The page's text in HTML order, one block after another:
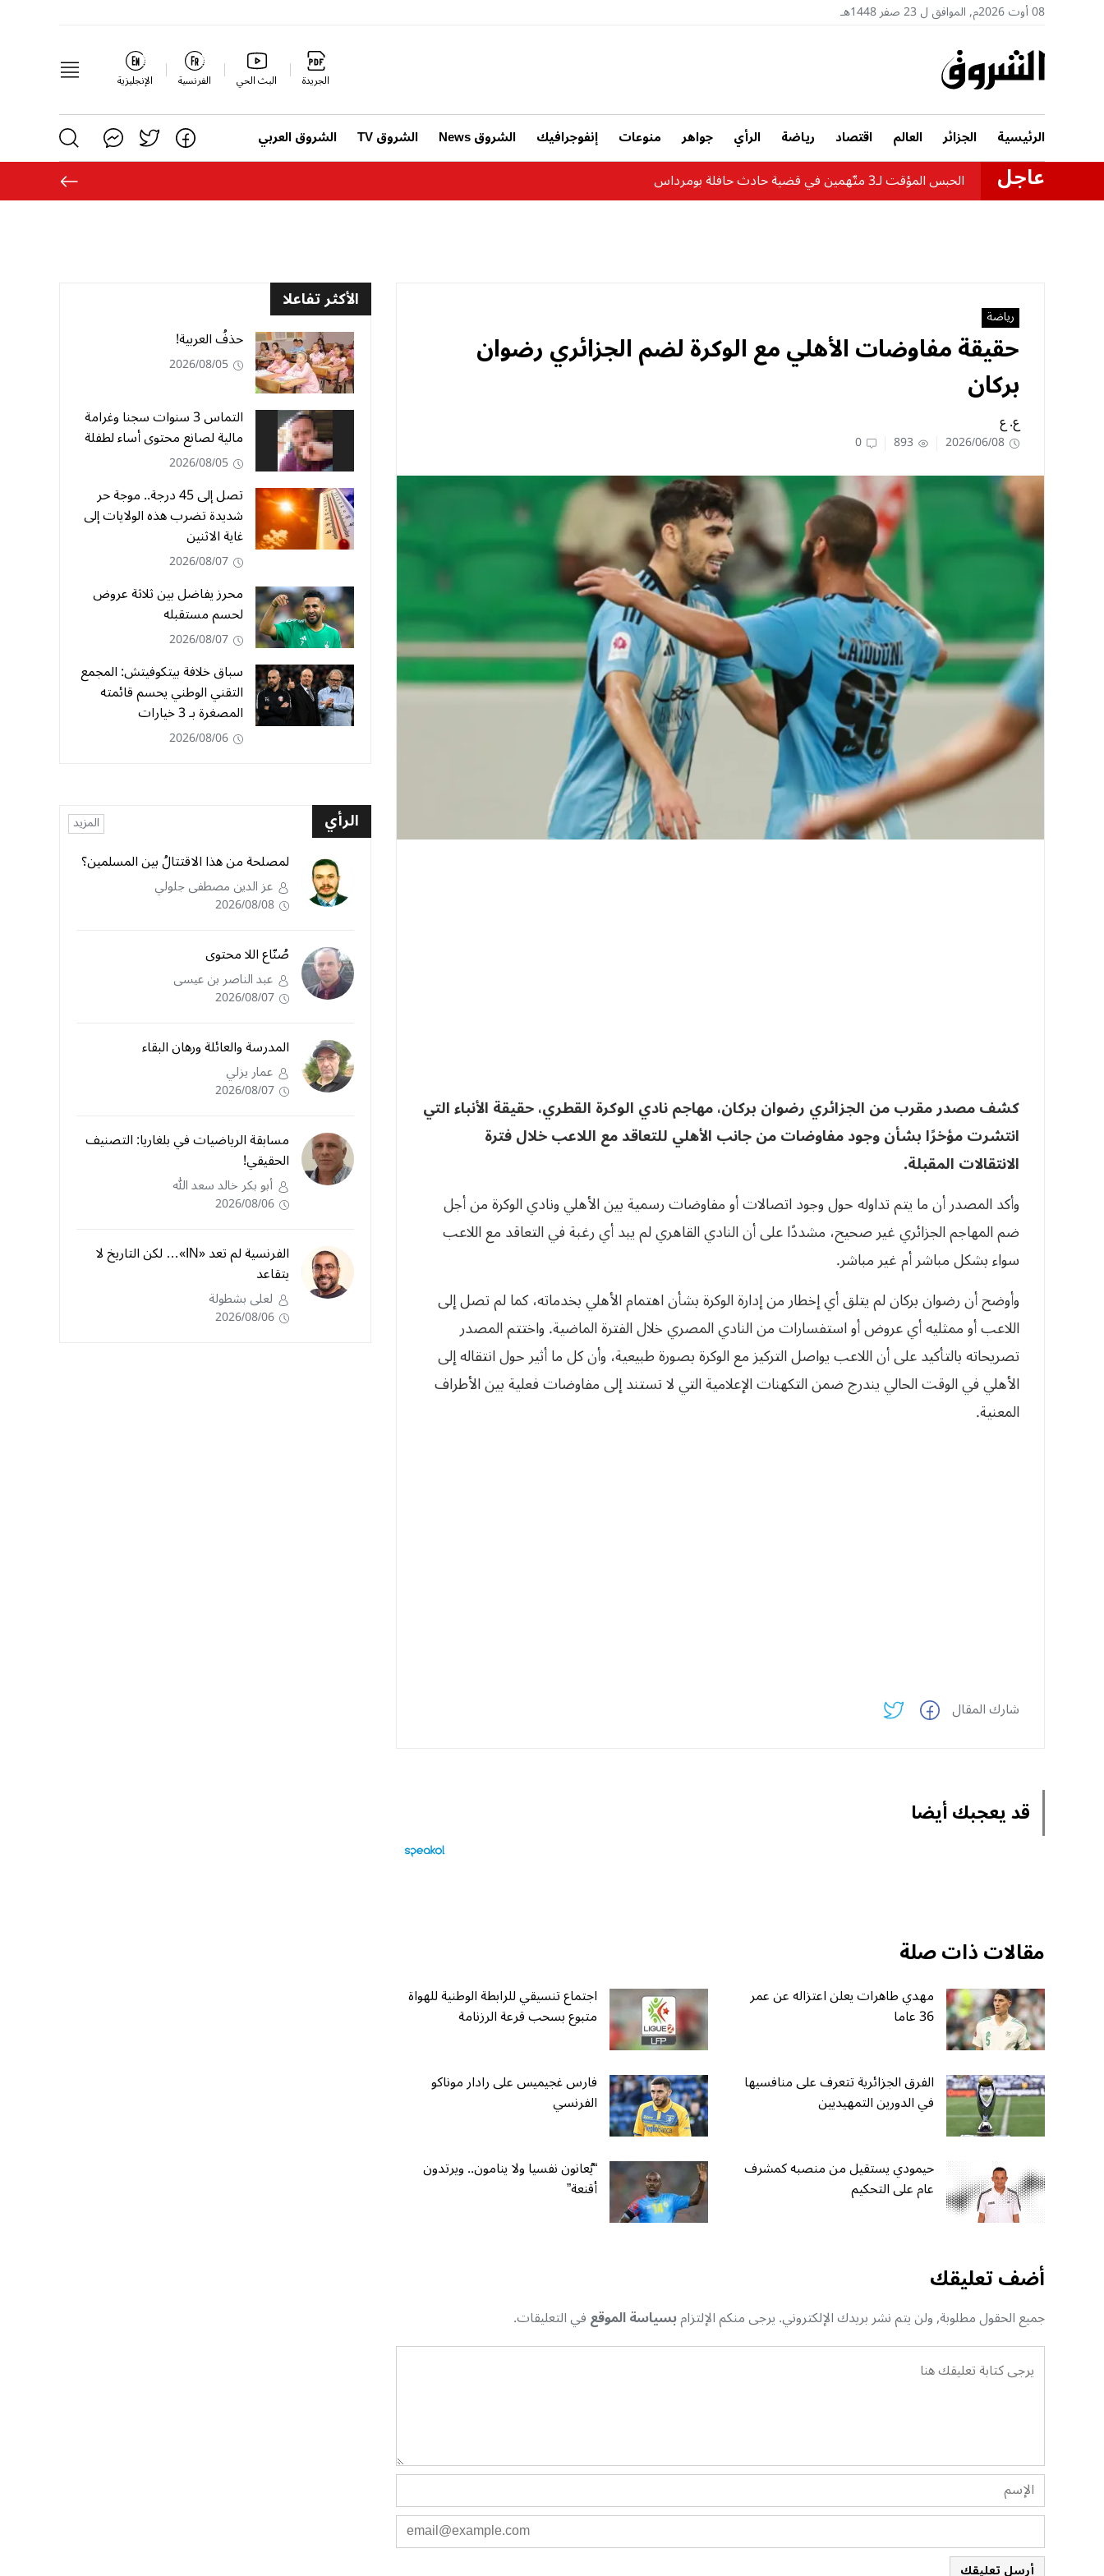
08 أوت 2026م, الموافق ل 23 صفر 1448هـ
الجريدة البث الحي الفرنسية الإنجليزية
الرئيسية الجزائر العالم اقتصاد رياضة الرأي جواهر منوعات إنفوجرافيك الشروق News الشروق TV الشروق العربي
عاجل الحبس المؤقت لـ3 متّهمين في قضية حادث حافلة بومرداس
رياضة
حقيقة مفاوضات الأهلي مع الوكرة لضم الجزائري رضوان
بركان
ع. ع
2026/06/08
893
0
كشف مصدر مقرب من الجزائري رضوان بركان، مهاجم نادي الوكرة القطري، حقيقة الأنباء التي
انتشرت مؤخرًا بشأن وجود مفاوضات من جانب الأهلي للتعاقد مع اللاعب خلال فترة
الانتقالات المقبلة.
وأكد المصدر أن ما يتم تداوله حول وجود اتصالات أو مفاوضات رسمية بين الأهلي ونادي الوكرة من أجل
ضم المهاجم الجزائري غير صحيح، مشددًا على أن النادي القاهري لم يبد أي رغبة في التعاقد مع اللاعب
سواء بشكل مباشر أم غير مباشر.
وأوضح أن رضوان بركان لم يتلق أي إخطار من إدارة الوكرة بشأن اهتمام الأهلي بخدماته، كما لم تصل إلى
اللاعب أو ممثليه أي عروض أو استفسارات من النادي المصري خلال الفترة الماضية. واختتم المصدر
تصريحاته بالتأكيد على أن اللاعب يواصل التركيز مع الوكرة بصورة طبيعية، وأن كل ما أثير حول انتقاله إلى
الأهلي في الوقت الحالي يندرج ضمن التكهنات الإعلامية التي لا تستند إلى مفاوضات فعلية بين الأطراف
المعنية.
شارك المقال
قد يعجبك أيضا
مقالات ذات صلة
مهدي طاهرات يعلن اعتزاله عن عمر
36 عاما
اجتماع تنسيقي للرابطة الوطنية للهواة
متبوع بسحب قرعة الرزنامة
الفرق الجزائرية تتعرف على منافسيها
في الدورين التمهيديين
فارس غجيميس على رادار موناكو
الفرنسي
حيمودي يستقيل من منصبه كمشرف
عام على التحكيم
“يُعانون نفسيا ولا ينامون.. ويرتدون
أقنعة”
أضف تعليقك
جميع الحقول مطلوبة, ولن يتم نشر بريدك الإلكتروني. يرجى منكم الإلتزامبسياسة الموقعفي التعليقات.
أرسل تعليقك
الأكثر تفاعلا
حذفُ العربية!
2026/08/05
التماس 3 سنوات سجنا وغرامة
مالية لصانع محتوى أساء لطفلة
2026/08/05
تصل إلى 45 درجة.. موجة حر
شديدة تضرب هذه الولايات إلى
غاية الاثنين
2026/08/07
محرز يفاضل بين ثلاثة عروض
لحسم مستقبله
2026/08/07
سباق خلافة بيتكوفيتش: المجمع
التقني الوطني يحسم قائمته
المصغرة بـ 3 خيارات
2026/08/06
الرأي المزيد
لمصلحة من هذا الاقتتالُ بين المسلمين؟
عز الدين مصطفى جلولي
2026/08/08
صُنّاع اللا محتوى
عبد الناصر بن عيسى
2026/08/07
المدرسة والعائلة ورهان البقاء
عمار يزلي
2026/08/07
مسابقة الرياضيات في بلغاريا: التصنيف
الحقيقي!
أبو بكر خالد سعد الله
2026/08/06
الفرنسية لم تعد «IN»… لكن التاريخ لا
يتقاعد
لعلى بشطولة
2026/08/06